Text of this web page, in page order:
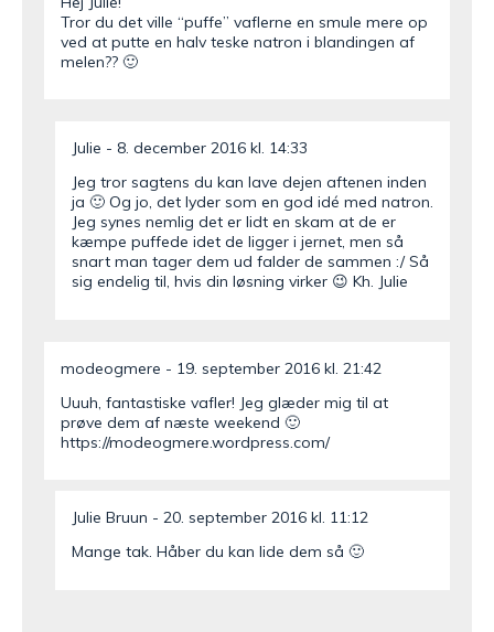
Tror du det ville “puffe” vaflerne en smule mere op
ved at putte en halv teske natron i blandingen af
melen?? 🙂
Julie
8. december 2016 kl. 14:33
Jeg tror sagtens du kan lave dejen aftenen inden
ja 🙂 Og jo, det lyder som en god idé med natron.
Jeg synes nemlig det er lidt en skam at de er
kæmpe puffede idet de ligger i jernet, men så
snart man tager dem ud falder de sammen :/ Så
sig endelig til, hvis din løsning virker 😉 Kh. Julie
modeogmere
19. september 2016 kl. 21:42
Uuuh, fantastiske vafler! Jeg glæder mig til at
prøve dem af næste weekend 🙂
https://modeogmere.wordpress.com/
Julie Bruun
20. september 2016 kl. 11:12
Mange tak. Håber du kan lide dem så 🙂